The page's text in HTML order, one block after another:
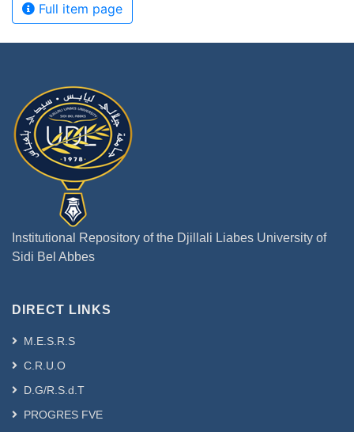
Full item page
Institutional Repository of the Djillali Liabes University of
Sidi Bel Abbes
DIRECT LINKS
M.E.S.R.S
C.R.U.O
D.G/R.S.d.T
PROGRES FVE